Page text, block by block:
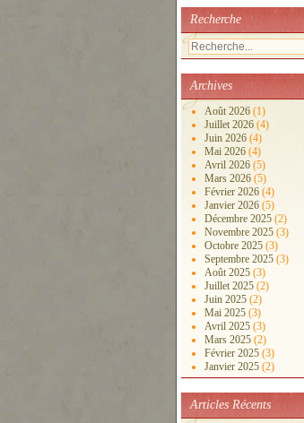
Recherche
Archives
Août 2026 (1)
Juillet 2026 (4)
Juin 2026 (4)
Mai 2026 (4)
Avril 2026 (5)
Mars 2026 (5)
Février 2026 (4)
Janvier 2026 (5)
Décembre 2025 (2)
Novembre 2025 (3)
Octobre 2025 (3)
Septembre 2025 (3)
Août 2025 (3)
Juillet 2025 (2)
Juin 2025 (2)
Mai 2025 (3)
Avril 2025 (3)
Mars 2025 (2)
Février 2025 (3)
Janvier 2025 (2)
Articles Récents